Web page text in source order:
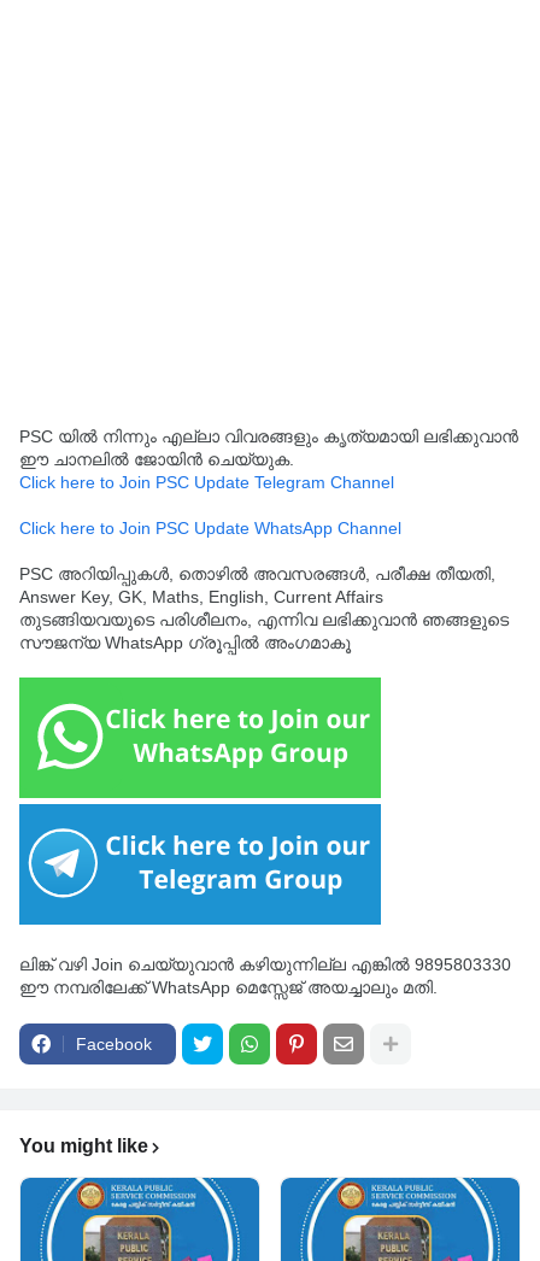
PSC യിൽ നിന്നും എല്ലാ വിവരങ്ങളും കൃത്യമായി ലഭിക്കുവാൻ
ഈ ചാനലിൽ ജോയിൻ ചെയ്യുക.
Click here to Join PSC Update Telegram Channel
Click here to Join PSC Update WhatsApp Channel
PSC അറിയിപ്പുകൾ, തൊഴിൽ അവസരങ്ങൾ, പരീക്ഷ തീയതി,
Answer Key, GK, Maths, English, Current Affairs
തുടങ്ങിയവയുടെ പരിശീലനം, എന്നിവ ലഭിക്കുവാൻ ഞങ്ങളുടെ
സൗജന്യ WhatsApp ഗ്രൂപ്പിൽ അംഗമാകൂ
ലിങ്ക് വഴി Join ചെയ്യുവാൻ കഴിയുന്നില്ല എങ്കിൽ 9895803330
ഈ നമ്പരിലേക്ക് WhatsApp മെസ്സേജ് അയച്ചാലും മതി.
Facebook
You might like